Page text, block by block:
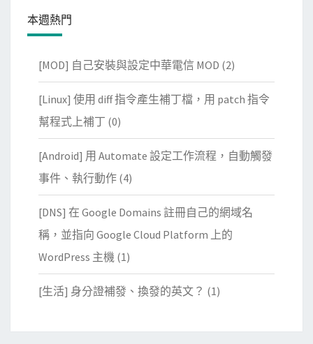
本週熱門
[MOD] 自己安裝與設定中華電信 MOD (2)
[Linux] 使用 diff 指令產生補丁檔，用 patch 指令
幫程式上補丁 (0)
[Android] 用 Automate 設定工作流程，自動觸發
事件、執行動作 (4)
[DNS] 在 Google Domains 註冊自己的網域名
稱，並指向 Google Cloud Platform 上的
WordPress 主機 (1)
[生活] 身分證補發、換發的英文？ (1)